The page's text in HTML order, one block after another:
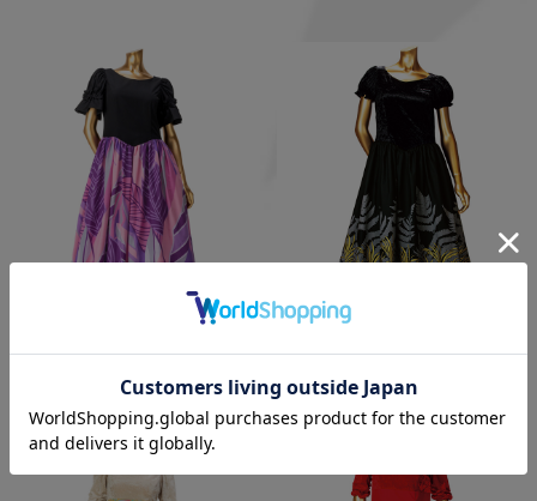
￥21,450 ￥22,000